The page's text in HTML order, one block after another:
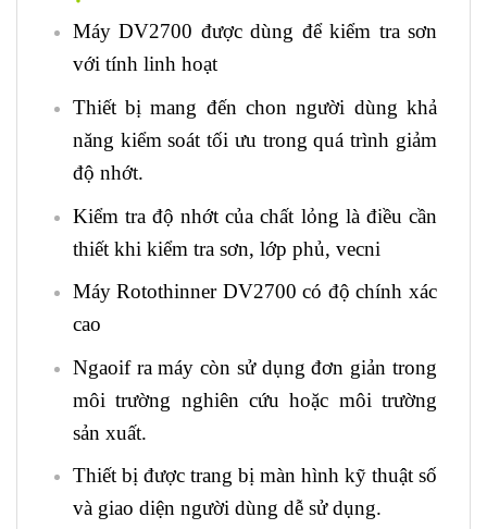
Máy DV2700 được dùng để kiểm tra sơn
với tính linh hoạt
Thiết bị mang đến chon người dùng khả
năng kiểm soát tối ưu trong quá trình giảm
độ nhớt.
Kiểm tra độ nhớt của chất lỏng là điều cần
thiết khi kiểm tra sơn, lớp phủ, vecni
Máy Rotothinner DV2700 có độ chính xác
cao
Ngaoif ra máy còn sử dụng đơn giản trong
môi trường nghiên cứu hoặc môi trường
sản xuất.
Thiết bị được trang bị màn hình kỹ thuật số
và giao diện người dùng dễ sử dụng.